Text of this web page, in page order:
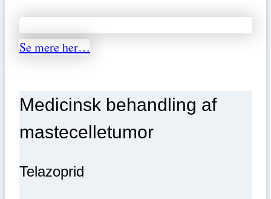
Se mere her…
Medicinsk behandling af
mastecelletumor
Telazoprid